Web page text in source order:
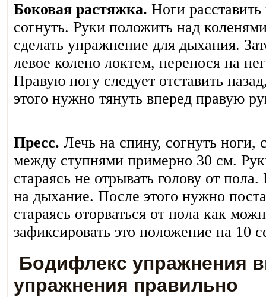
Боковая растяжка. Ноги
согнуть. Руки положить над
сделать упражнение для дыхания.
левое колено локтем, перенося на
Правую ногу следует отставить
этого нужно тянуть вперед правую
Пресс. Лечь на спину, согнуть ноги,
между ступнями примерно 30 см.
стараясь не отрывать голову от
на дыхание. После этого нужно
стараясь оторваться от пола как
зафиксировать это положение на 10
Бодифлекс упражнения
упражнения правильно